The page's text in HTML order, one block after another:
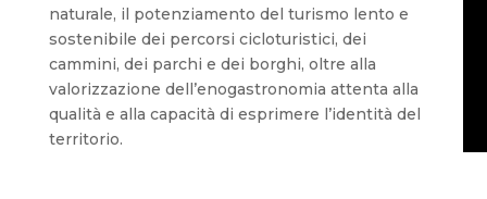
naturale, il potenziamento del turismo lento e
sostenibile dei percorsi cicloturistici, dei
cammini, dei parchi e dei borghi, oltre alla
valorizzazione dell’enogastronomia attenta alla
qualità e alla capacità di esprimere l’identità del
territorio.